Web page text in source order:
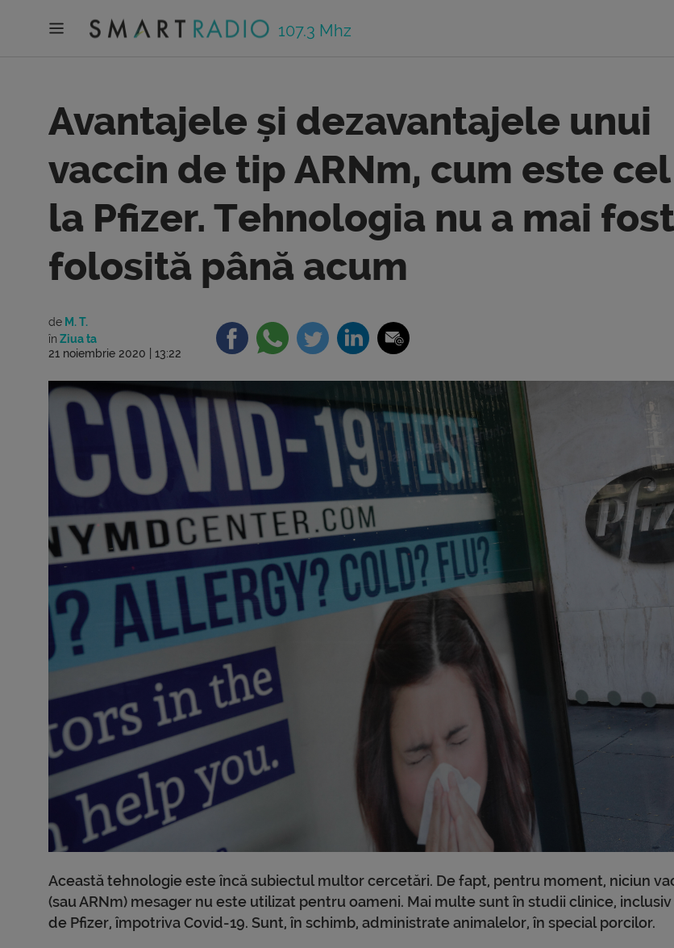
107.3 Mhz
Avantajele și dezavantajele unui
vaccin de tip ARNm, cum este
la Pfizer. Tehnologia nu a mai fost
folosită până acum
de M. T.
în Ziua ta
21 noiembrie 2020 | 13:22
Această tehnologie este încă subiectul multor cercetări. De fapt, pentru moment, niciun
(sau ARNm) mesager nu este utilizat pentru oameni. Mai multe sunt în studii clinice,
de Pfizer, împotriva Covid-19. Sunt, în schimb, administrate animalelor, în special porcilor.